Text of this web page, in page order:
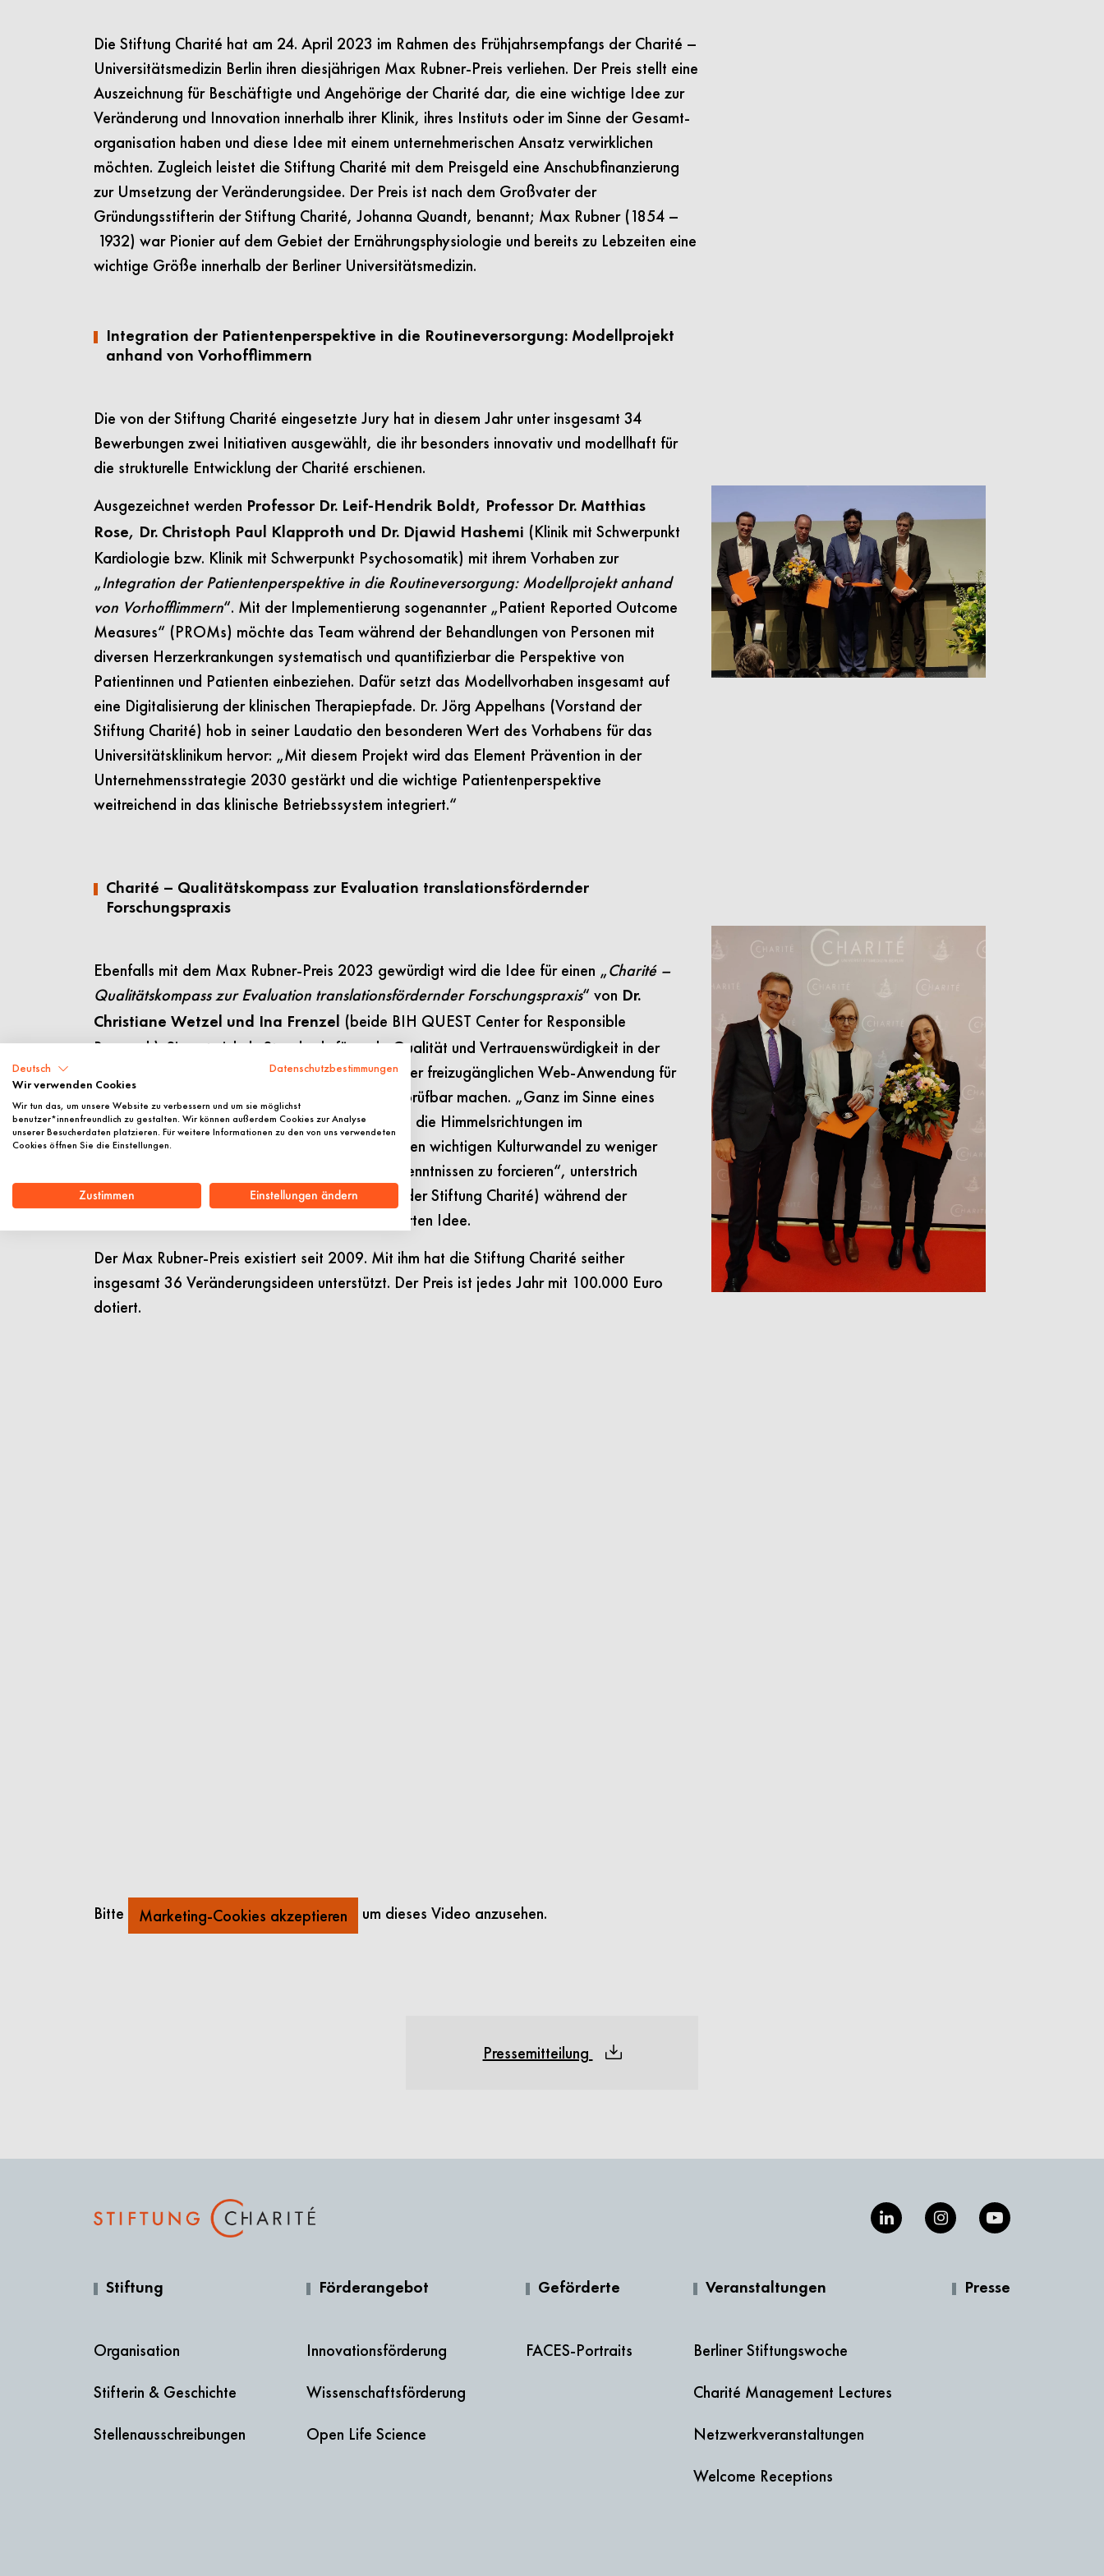
Die Stiftung Charité hat am 24. April 2023 im Rahmen des Frühjahrsempfangs der Charité –
Universitätsmedizin Berlin ihren diesjährigen Max Rubner-Preis verliehen. Der Preis stellt eine
Auszeichnung für Beschäftigte und Angehörige der Charité dar, die eine wichtige Idee zur
Veränderung und Innovation innerhalb ihrer Klinik, ihres Instituts oder im Sinne der Gesamt­
organisation haben und diese Idee mit einem unternehmerischen Ansatz verwirklichen
möchten. Zugleich leistet die Stiftung Charité mit dem Preisgeld eine Anschubfinanzierung
zur Umsetzung der Veränderungsidee. Der Preis ist nach dem Großvater der
Gründungsstifterin der Stiftung Charité, Johanna Quandt, benannt; Max Rubner (1854 –
1932) war Pionier auf dem Gebiet der Ernährungsphysiologie und bereits zu Lebzeiten eine
wichtige Größe innerhalb der Berliner Universitätsmedizin.
Integration der Patientenperspektive in die Routineversorgung: Modellprojekt
anhand von Vorhofflimmern
Die von der Stiftung Charité eingesetzte Jury hat in diesem Jahr unter insgesamt 34
Bewerbungen zwei Initiativen ausgewählt, die ihr besonders innovativ und modellhaft für
die strukturelle Entwicklung der Charité erschienen.
Ausgezeichnet werden Professor Dr. Leif-Hendrik Boldt, Professor Dr. Matthias
Rose, Dr. Christoph Paul Klapproth und Dr. Djawid Hashemi (Klinik mit Schwerpunkt
Kardiologie bzw. Klinik mit Schwerpunkt Psychosomatik) mit ihrem Vorhaben zur
„Integration der Patientenperspektive in die Routineversorgung: Modellprojekt anhand
von Vorhofflimmern“. Mit der Implementierung sogenannter „Patient Reported Outcome
Measures“ (PROMs) möchte das Team während der Behandlungen von Personen mit
diversen Herzerkrankungen systematisch und quantifizierbar die Perspektive von
Patientinnen und Patienten einbeziehen. Dafür setzt das Modellvorhaben insgesamt auf
eine Digitalisierung der klinischen Therapiepfade. Dr. Jörg Appelhans (Vorstand der
Stiftung Charité) hob in seiner Laudatio den besonderen Wert des Vorhabens für das
Universitätsklinikum hervor: „Mit diesem Projekt wird das Element Prävention in der
Unternehmensstrategie 2030 gestärkt und die wichtige Patientenperspektive
weitreichend in das klinische Betriebssystem integriert.“
Charité – Qualitätskompass zur Evaluation translationsfördernder
Forschungspraxis
Ebenfalls mit dem Max Rubner-Preis 2023 gewürdigt wird die Idee für einen „Charité –
Qualitätskompass zur Evaluation translationsfördernder Forschungspraxis“ von Dr.
Christiane Wetzel und Ina Frenzel (beide BIH QUEST Center for Responsible
Research). Sie entwickeln Standards für mehr Qualität und Vertrauenswürdigkeit in der
Forschungspraxis und möchten diese in Form einer freizugänglichen Web-Anwendung für
Wissen­schaft­lerinnen und Wissenschaftler überprüfbar machen. „Ganz im Sinne eines
Kompasses geht es den Preisträgerinnen darum, die Himmelsrichtungen im
Forschungsalltag neu zu bestimmen und dabei den wichtigen Kulturwandel zu weniger
Quantität und mehr Qualität von Forschungserkenntnissen zu forcieren“, unterstrich
Dr. André Lottmann (Leiter der Geschäftsstelle der Stiftung Charité) während der
Vergabe in Berlin den Hauptansatz der geförderten Idee.
Der Max Rubner-Preis existiert seit 2009. Mit ihm hat die Stiftung Charité seither
insgesamt 36 Veränderungsideen unterstützt. Der Preis ist jedes Jahr mit 100.000 Euro
dotiert.
Bitte Marketing-Cookies akzeptieren um dieses Video anzusehen.
Pressemitteilung
Stiftung
Organisation
Stifterin & Geschichte
Stellenausschreibungen
Förderangebot
Innovationsförderung
Wissenschaftsförderung
Open Life Science
Geförderte
FACES-Portraits
Veranstaltungen
Berliner Stiftungswoche
Charité Management Lectures
Netzwerkveranstaltungen
Welcome Receptions
Presse
Deutsch Datenschutzbestimmungen
Wir verwenden Cookies
Wir tun das, um unsere Website zu verbessern und um sie möglichst
benutzer*innenfreundlich zu gestalten. Wir können außerdem Cookies zur Analyse
unserer Besucherdaten platzieren. Für weitere Informationen zu den von uns verwendeten
Cookies öffnen Sie die Einstellungen.
Zustimmen Einstellungen ändern